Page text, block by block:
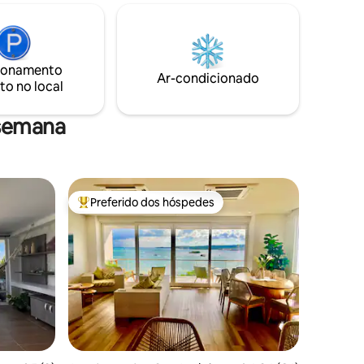
uma
do
ao
no local
Ar-condicionado
Entre os melhores preferidos dos hóspedes
Preferido dos hóspedes